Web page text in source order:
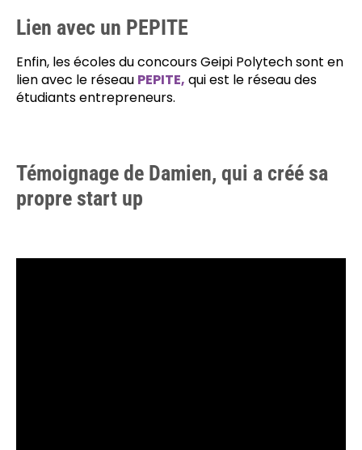
Lien avec un PEPITE
Enfin, les écoles du concours Geipi Polytech sont en
lien avec le réseau PEPITE, qui est le réseau des
étudiants entrepreneurs.
Témoignage de Damien, qui a créé sa
propre start up